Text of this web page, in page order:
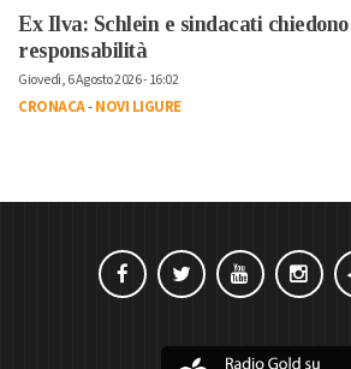
Ex Ilva: Schlein e sindacati
responsabilità
Giovedì, 6 Agosto 2026 - 16:02
CRONACA-NOVI LIGURE